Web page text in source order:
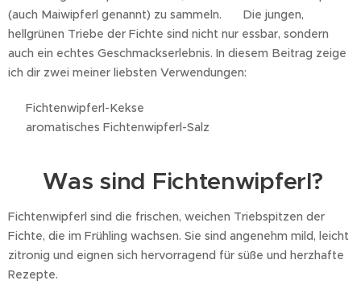
(auch Maiwipferl genannt) zu sammeln. 🌲 Die jungen,
hellgrünen Triebe der Fichte sind nicht nur essbar, sondern
auch ein echtes Geschmackserlebnis. In diesem Beitrag zeige
ich dir zwei meiner liebsten Verwendungen:
🍪 Fichtenwipferl-Kekse
🧂 aromatisches Fichtenwipferl-Salz
🌲 Was sind Fichtenwipferl?
Fichtenwipferl sind die frischen, weichen Triebspitzen der
Fichte, die im Frühling wachsen. Sie sind angenehm mild, leicht
zitronig und eignen sich hervorragend für süße und herzhafte
Rezepte.